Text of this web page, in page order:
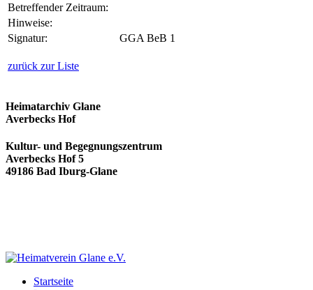
Betreffender Zeitraum:
Hinweise:
Signatur:
GGA BeB 1
zurück zur Liste
Heimatarchiv Glane
Averbecks Hof
Kultur- und Begegnungszentrum
Averbecks Hof 5
49186 Bad Iburg-Glane
Startseite